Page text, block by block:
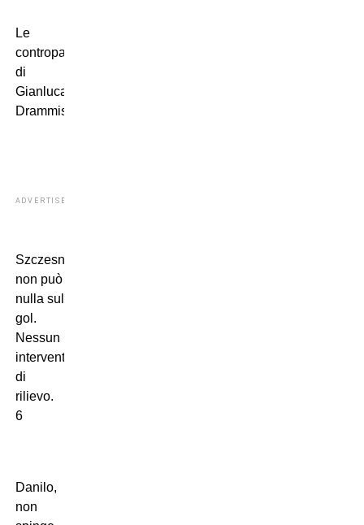
Le
contropagelle
di
Gianluca
Drammis
ADVERTISEMENT
Szczesny,
non può
nulla sul
gol.
Nessun
intervento
di
rilievo.
6
Danilo,
non